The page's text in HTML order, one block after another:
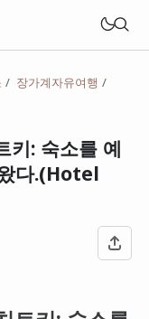
장가계자유여행
키: 숙소를 예
다.(Hotel